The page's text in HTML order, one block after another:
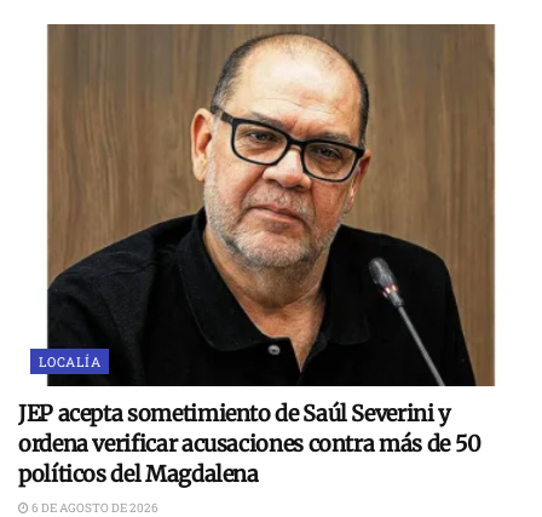
LOCALÍA
JEP acepta sometimiento de Saúl Severini y
ordena verificar acusaciones contra más de 50
políticos del Magdalena
6 DE AGOSTO DE 2026